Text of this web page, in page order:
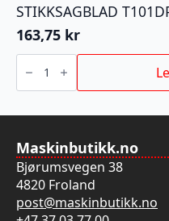
STIKKSAGBLAD
163,75 kr
STIKKSAGBLAD
T101DP
75/4MM
5P
Maskinbutikk.no
Bjørumsvegen 38
4820 Froland
post@maskinbutikk.no